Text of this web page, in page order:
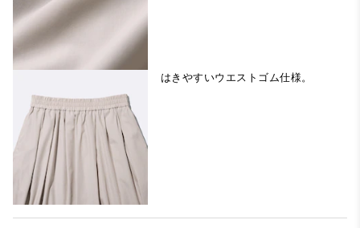
はきやすいウエストゴム仕様。